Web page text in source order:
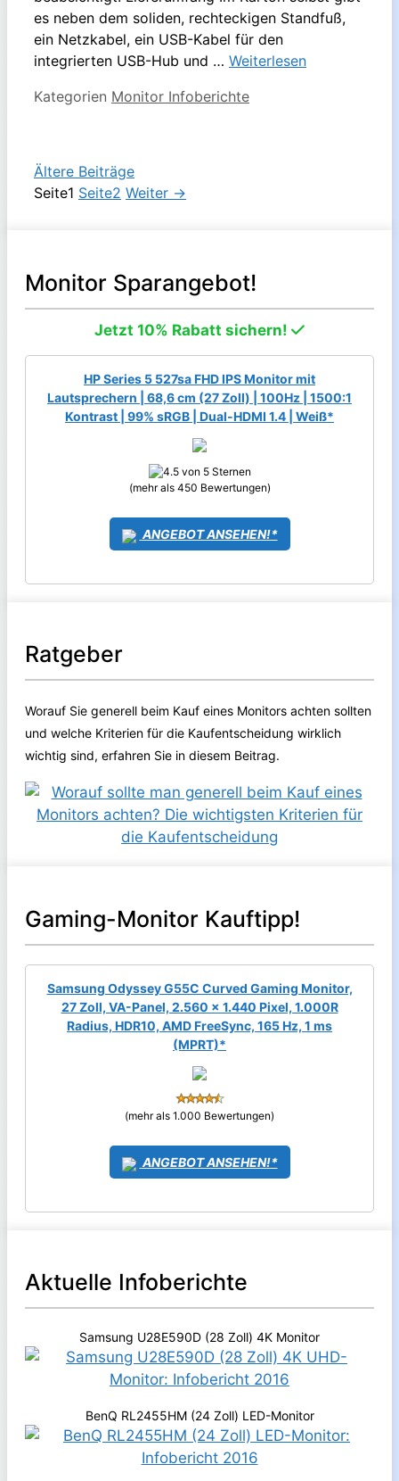
es neben dem soliden, rechteckigen Standfuß,
ein Netzkabel, ein USB-Kabel für den
integrierten USB-Hub und … Weiterlesen
Kategorien Monitor Infoberichte
Ältere Beiträge
Seite1 Seite2 Weiter →
Monitor Sparangebot!
Jetzt 10% Rabatt sichern!
HP Series 5 527sa FHD IPS Monitor mit
Lautsprechern | 68,6 cm (27 Zoll) | 100Hz | 1500:1
Kontrast | 99% sRGB | Dual-HDMI 1.4 | Weiß*
(mehr als 450 Bewertungen)
ANGEBOT ANSEHEN!*
Ratgeber
Worauf Sie generell beim Kauf eines Monitors achten sollten
und welche Kriterien für die Kaufentscheidung wirklich
wichtig sind, erfahren Sie in diesem Beitrag.
Gaming-Monitor Kauftipp!
Samsung Odyssey G55C Curved Gaming Monitor,
27 Zoll, VA-Panel, 2.560 x 1.440 Pixel, 1.000R
Radius, HDR10, AMD FreeSync, 165 Hz, 1 ms
(MPRT)*
(mehr als 1.000 Bewertungen)
ANGEBOT ANSEHEN!*
Aktuelle Infoberichte
Samsung U28E590D (28 Zoll) 4K Monitor
BenQ RL2455HM (24 Zoll) LED-Monitor